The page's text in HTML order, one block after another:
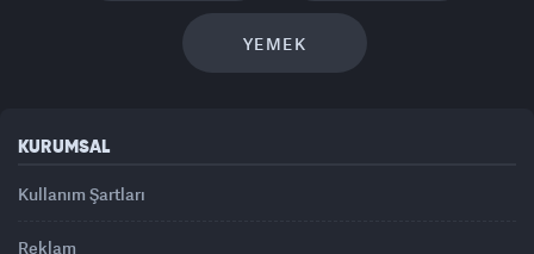
YEMEK
KURUMSAL
Kullanım Şartları
Reklam